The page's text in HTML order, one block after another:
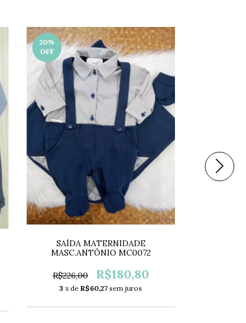
20%
OFF
SAÍDA MATERNIDADE
MASC.ANTÔNIO MC0072
R$226,00 R$180,80
3 x de R$60,27 sem juros